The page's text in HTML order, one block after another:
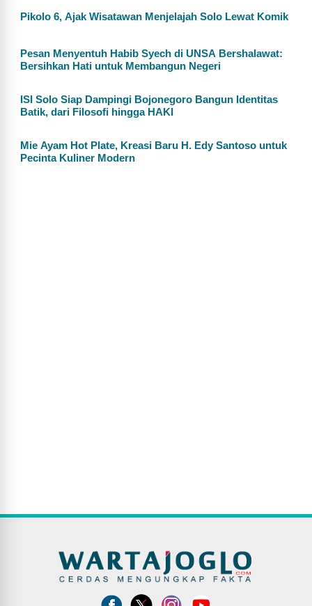
Pikolo 6, Ajak Wisatawan Menjelajah Solo Lewat Komik
Pesan Menyentuh Habib Syech di UNSA Bershalawat:
Bersihkan Hati untuk Membangun Negeri
ISI Solo Siap Dampingi Bojonegoro Bangun Identitas
Batik, dari Filosofi hingga HAKI
Mie Ayam Hot Plate, Kreasi Baru H. Edy Santoso untuk
Pecinta Kuliner Modern